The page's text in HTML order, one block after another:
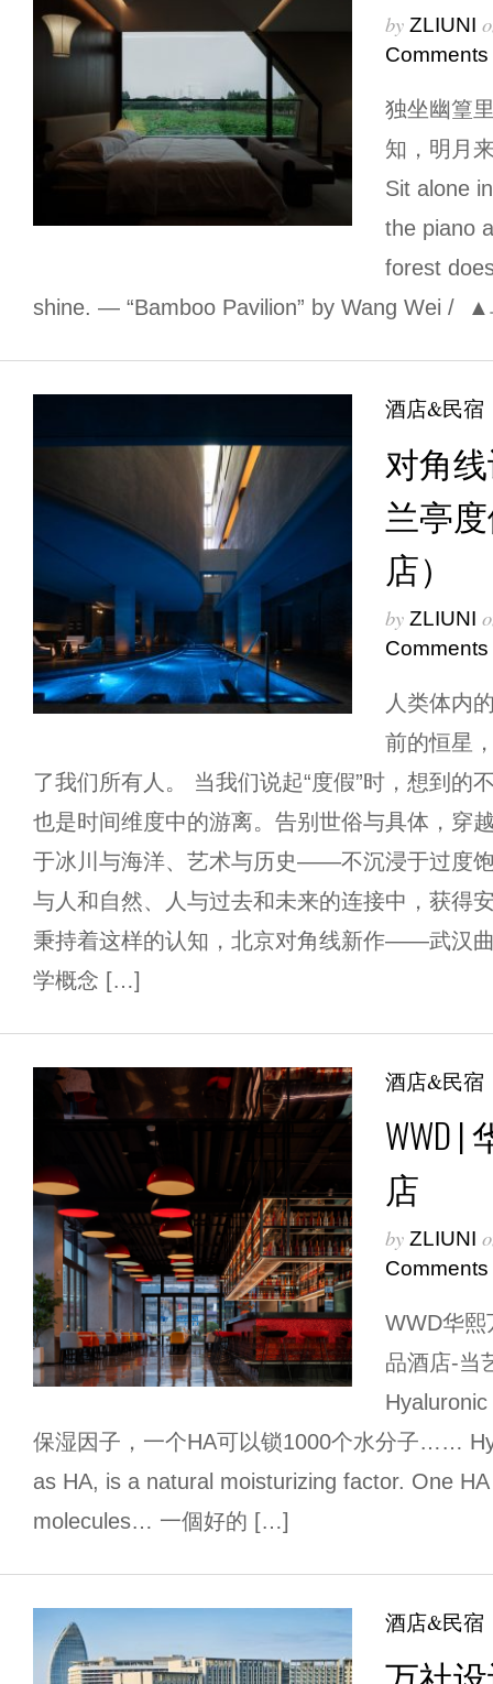
by ZLIUNI
Comments
独坐幽篁
知，明月
Sit alone
the piano
forest
shine. — “Bamboo Pavilion” by Wang Wei /
酒店&民宿
对角
兰亭
店）
by ZLIUNI
Comments
人类体内
前的恒星
了我们所有人。 当我们说起“度假”时，想到的
也是时间维度中的游离。告别世俗与具体，穿
于冰川与海洋、艺术与历史——不沉浸于过度
与人和自然、人与过去和未来的连接中，获得
秉持着这样的认知，北京对角线新作——武汉
学概念 […]
酒店&民宿
WWD
店
by ZLIUNI
Comments
WWD华熙
品酒店-当
保湿因子，一个HA可以锁1000个水分子……
as HA, is a natural moisturizing factor. One
molecules… 一個好的 […]
酒店&民宿